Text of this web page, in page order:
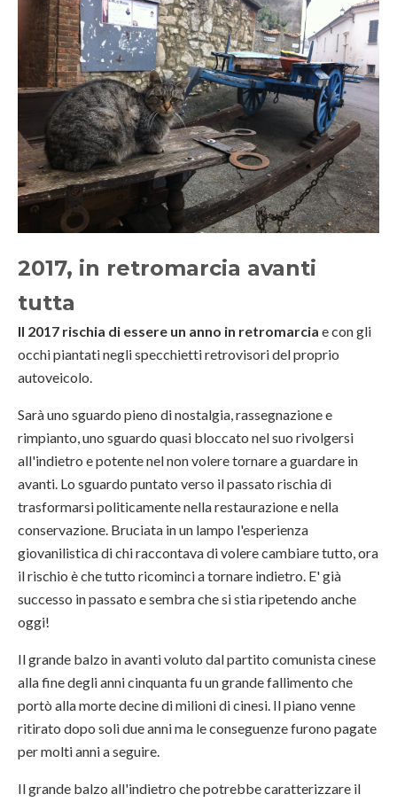
2017, in retromarcia avanti
tutta
Il 2017 rischia di essere un anno in retromarcia e con gli
occhi piantati negli specchietti retrovisori del proprio
autoveicolo.
Sarà uno sguardo pieno di nostalgia, rassegnazione e
rimpianto, uno sguardo quasi bloccato nel suo rivolgersi
all'indietro e potente nel non volere tornare a guardare in
avanti. Lo sguardo puntato verso il passato rischia di
trasformarsi politicamente nella restaurazione e nella
conservazione. Bruciata in un lampo l'esperienza
giovanilistica di chi raccontava di volere cambiare tutto, ora
il rischio è che tutto ricominci a tornare indietro. E' già
successo in passato e sembra che si stia ripetendo anche
oggi!
Il grande balzo in avanti voluto dal partito comunista cinese
alla fine degli anni cinquanta fu un grande fallimento che
portò alla morte decine di milioni di cinesi. Il piano venne
ritirato dopo soli due anni ma le conseguenze furono pagate
per molti anni a seguire.
Il grande balzo all'indietro che potrebbe caratterizzare il